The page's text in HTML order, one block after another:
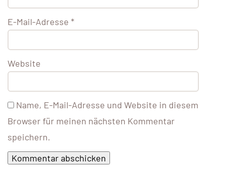
E-Mail-Adresse *
Website
Name, E-Mail-Adresse und Website in diesem
Browser für meinen nächsten Kommentar
speichern.